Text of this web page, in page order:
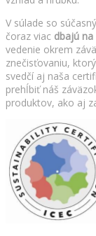
V súlade so
čoraz viac dbajú
vedenie okrem
znečisťovaniu,
svedčí aj naša
prehĺbiť náš
produktov, ako aj